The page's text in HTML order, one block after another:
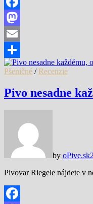
Facebook
Mastodon
Email
Share
Pšeničné / Recenzie
Pivo nesadne
by oPive.sk
Pivovar Riegele nájdete v